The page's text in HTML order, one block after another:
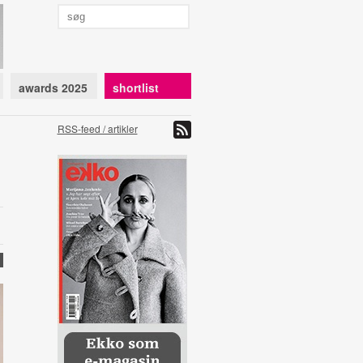
awards 2025 shortlist
RSS-feed / artikler